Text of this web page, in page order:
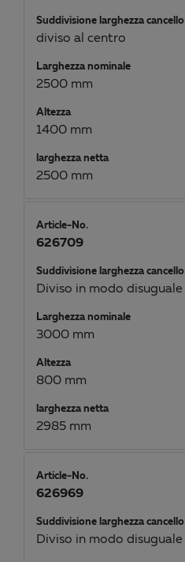
Suddivisione larghezza cancello
diviso al centro
Larghezza nominale
2500 mm
Altezza
1400 mm
larghezza netta
2500 mm
Article-No.
626709
Suddivisione larghezza cancello
Diviso in modo disuguale
Larghezza nominale
3000 mm
Altezza
800 mm
larghezza netta
2985 mm
Article-No.
626969
Suddivisione larghezza cancello
Diviso in modo disuguale